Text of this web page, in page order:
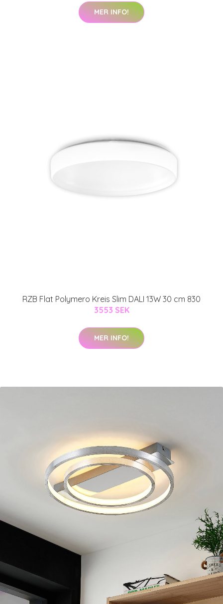
MER INFO!
RZB Flat Polymero Kreis Slim DALI 13W 30 cm 830
3553 SEK
MER INFO!